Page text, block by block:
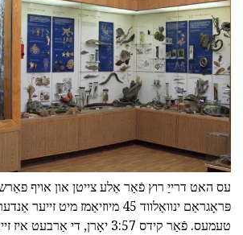
עס האט דרייַ רוץ פֿאַר אַלע צייטן און אויף
פּראָגראַם ינוואַלווד 45 מיוזיאַמז מיט
טעמעס. פֿאַר קידס 3:57 יאָרן, די